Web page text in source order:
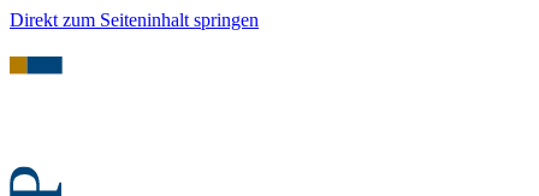
Direkt zum Seiteninhalt springen